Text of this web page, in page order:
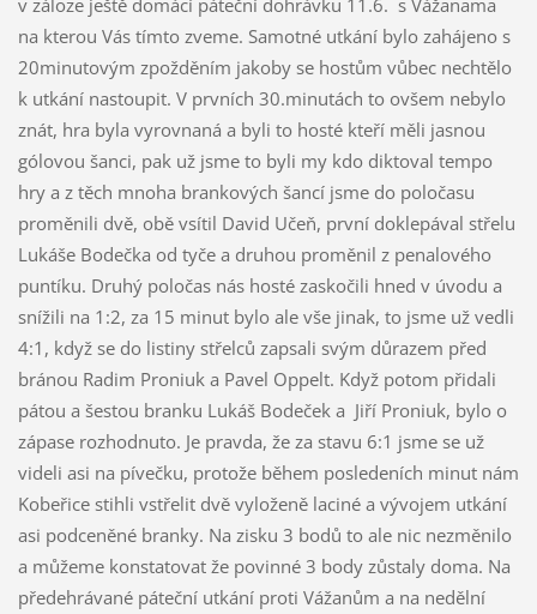
na kterou Vás tímto zveme. Samotné utkání bylo zahájeno s
20minutovým zpožděním jakoby se hostům vůbec nechtělo
k utkání nastoupit. V prvních 30.minutách to ovšem nebylo
znát, hra byla vyrovnaná a byli to hosté kteří měli jasnou
gólovou šanci, pak už jsme to byli my kdo diktoval tempo
hry a z těch mnoha brankových šancí jsme do poločasu
proměnili dvě, obě vsítil David Učeň, první doklepával střelu
Lukáše Bodečka od tyče a druhou proměnil z penalového
puntíku. Druhý poločas nás hosté zaskočili hned v úvodu a
snížili na 1:2, za 15 minut bylo ale vše jinak, to jsme už vedli
4:1, když se do listiny střelců zapsali svým důrazem před
bránou Radim Proniuk a Pavel Oppelt. Když potom přidali
pátou a šestou branku Lukáš Bodeček a Jiří Proniuk, bylo o
zápase rozhodnuto. Je pravda, že za stavu 6:1 jsme se už
videli asi na pívečku, protože během posledeních minut nám
Kobeřice stihli vstřelit dvě vyloženě laciné a vývojem utkání
asi podceněné branky. Na zisku 3 bodů to ale nic nezměnilo
a můžeme konstatovat že povinné 3 body zůstaly doma. Na
předehrávané páteční utkání proti Vážanům a na nedělní